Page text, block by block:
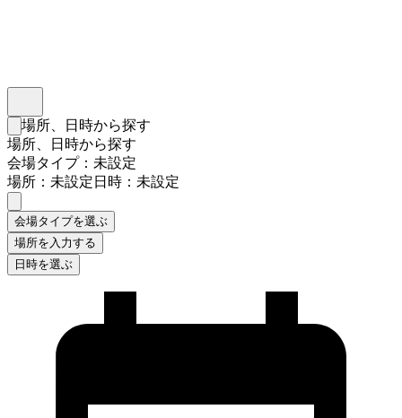
検索フォームを閉じる
場所、日時から探す
場所、日時から探す
会場タイプ：未設定
場所：未設定日時：未設定
会場タイプを選ぶ
場所を入力する
日時を選ぶ